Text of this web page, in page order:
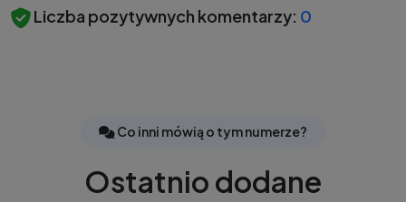
Liczba pozytywnych komentarzy: 0
Co inni mówią o tym numerze?
Ostatnio dodane